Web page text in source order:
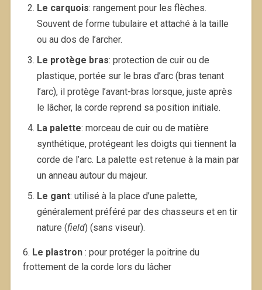
Le carquois: rangement pour les flèches.
Souvent de forme tubulaire et attaché à la taille
ou au dos de l’archer.
Le protège bras: protection de cuir ou de
plastique, portée sur le bras d’arc (bras tenant
l’arc), il protège l’avant-bras lorsque, juste après
le lâcher, la corde reprend sa position initiale.
La palette: morceau de cuir ou de matière
synthétique, protégeant les doigts qui tiennent la
corde de l’arc. La palette est retenue à la main par
un anneau autour du majeur.
Le gant: utilisé à la place d’une palette,
généralement préféré par des chasseurs et en tir
nature (field) (sans viseur).
6. Le plastron: pour protéger la poitrine du
frottement de la corde lors du lâcher